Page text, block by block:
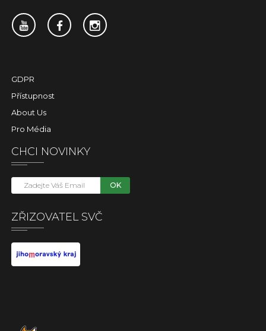
GDPR
Přístupnost
About Us
Pro Média
CHCI NOVINKY
OK
ZŘIZOVATEL SVČ